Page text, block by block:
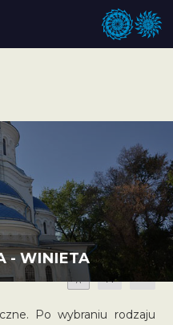
- WINIETA
A A
Po wybraniu rodzaju